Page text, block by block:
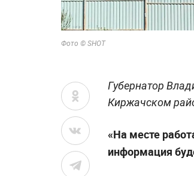
Фото © SHOT
Губернатор
Киржачском
«На месте
информация